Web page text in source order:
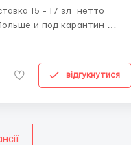
15 - 17 зл нетто
и под карантин
відгукнутися